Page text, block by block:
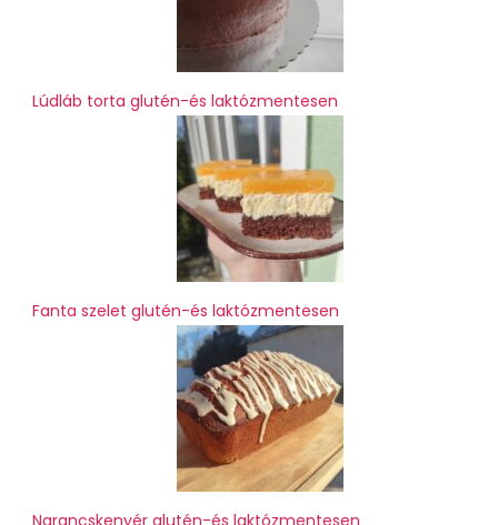
Lúdláb torta glutén-és laktózmentesen
Fanta szelet glutén-és laktózmentesen